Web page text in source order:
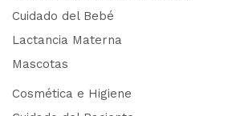
Cuidado del Bebé
Lactancia Materna
Mascotas
Cosmética e Higiene